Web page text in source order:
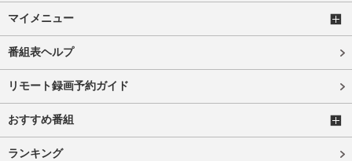
マイメニュー
番組表ヘルプ
リモート録画予約ガイド
おすすめ番組
ランキング